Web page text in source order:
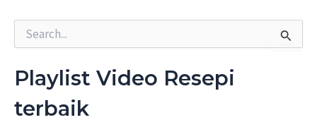
r
c
f
Playlist Video Resepi
terbaik